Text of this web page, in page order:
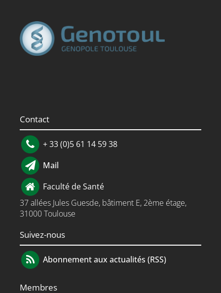
Contact
+ 33 (0)5 61 14 59 38
Mail
Faculté de Santé
37 allées Jules Guesde, bâtiment E, 2ème étage,
31000 Toulouse
Suivez-nous
Abonnement aux actualités (RSS)
Membres